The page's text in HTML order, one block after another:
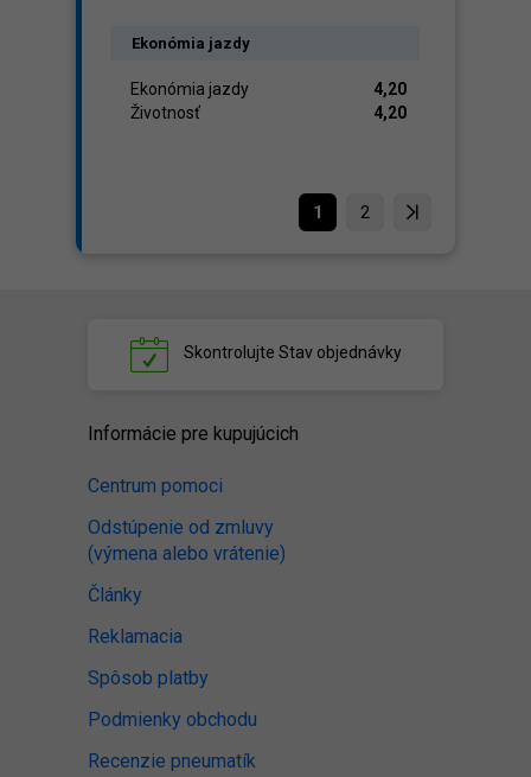
Ekonómia jazdy
Ekonómia jazdy
4,20
Životnosť
4,20
1 2
Skontrolujte Stav objednávky
Informácie pre kupujúcich
Centrum pomoci
Odstúpenie od zmluvy
(výmena alebo vrátenie)
Články
Reklamacia
Spôsob platby
Podmienky obchodu
Recenzie pneumatík